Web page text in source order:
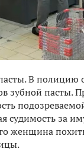
В полицию
пасты.
за
женщина